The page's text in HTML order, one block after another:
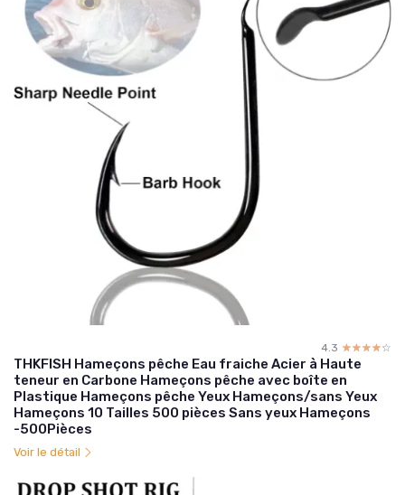
4.3 ☆☆☆☆☆
★★★★★
THKFISH Hameçons pêche Eau fraiche Acier à Haute
teneur en Carbone Hameçons pêche avec boîte en
Plastique Hameçons pêche Yeux Hameçons/sans Yeux
Hameçons 10 Tailles 500 pièces Sans yeux Hameçons
-500Pièces
Voir le détail